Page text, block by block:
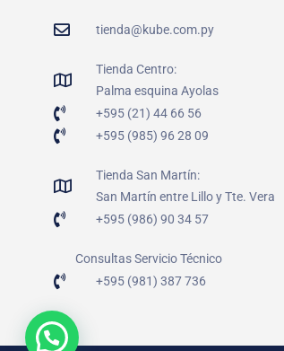
tienda@kube.com.py
Tienda Centro:
Palma esquina Ayolas
+595 (21) 44 66 56
+595 (985) 96 28 09
Tienda San Martín:
San Martín entre Lillo y Tte. Vera
+595 (986) 90 34 57
Consultas Servicio Técnico
+595 (981) 387 736